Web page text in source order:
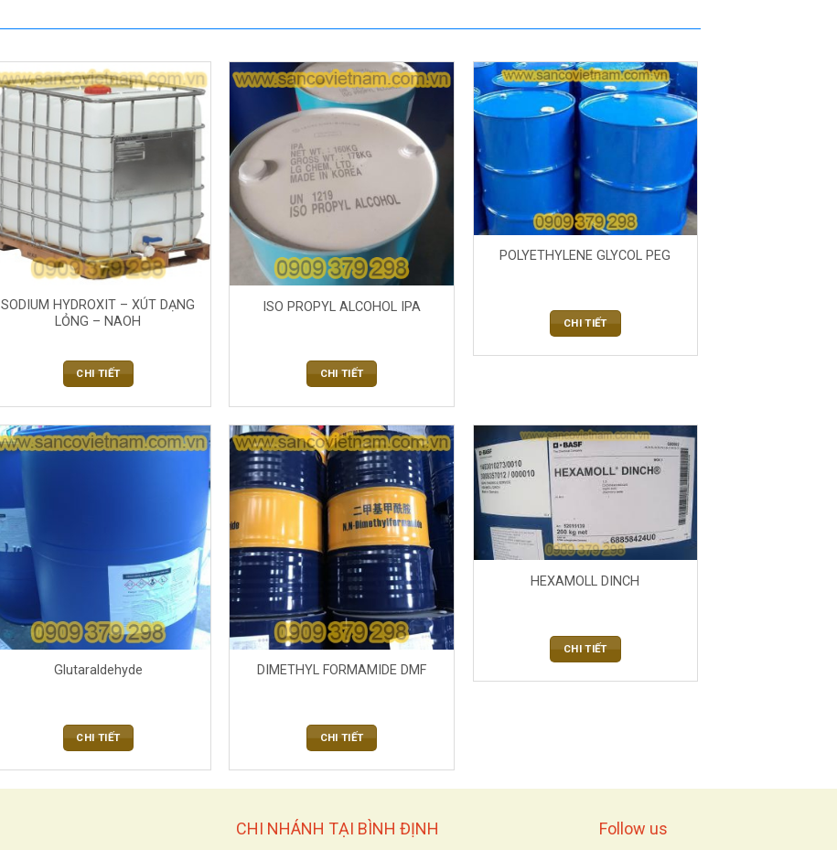
SODIUM HYDROXIT – XÚT DẠNG
LỎNG – NAOH
CHI TIẾT
ISO PROPYL ALCOHOL IPA
CHI TIẾT
POLYETHYLENE GLYCOL PEG
CHI TIẾT
Glutaraldehyde
CHI TIẾT
DIMETHYL FORMAMIDE DMF
CHI TIẾT
HEXAMOLL DINCH
CHI TIẾT
CHI NHÁNH TẠI BÌNH ĐỊNH Follow us